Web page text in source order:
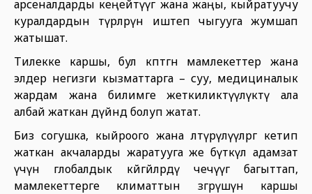
арсеналдарды кеңейтүүгө жана жаңы, кыйратуучу
куралдардын түрлөрүн иштеп чыгууга жумшап
жатышат.
Тилекке каршы, бул көптөгөн мамлекеттер жана
элдер негизги кызматтарга – суу, медициналык
жардам жана билимге жеткиликтүүлүктү ала
албай жаткан дүйнөдө болуп жатат.
Биз согушка, кыйроого жана өлтүрүлүүлөргө кетип
жаткан акчаларды жаратууга же бүткүл адамзат
үчүн глобалдык көйгөйлөрдү чечүүгө багыттап,
мамлекеттерге климаттын өзгөрүшүнө каршы